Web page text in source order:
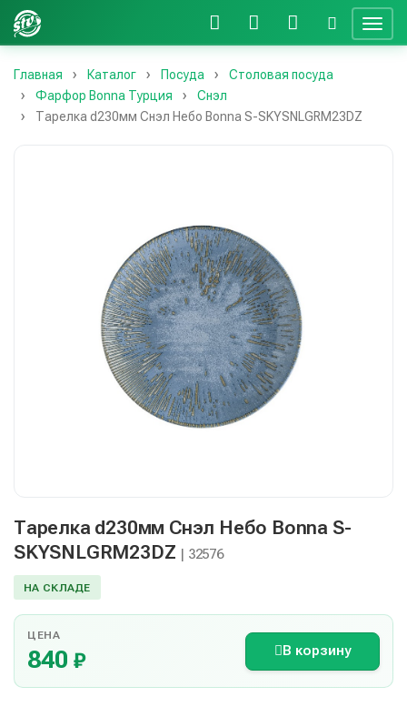
Главная Каталог Посуда
Столовая посуда
Фарфор Bonna Турция
Снэл
Тарелка d230мм Снэл Небо Bonna S-SKYSNLGRM23DZ
Тарелка d230мм Снэл Небо Bonna S-
SKYSNLGRM23DZ | 32576
НА СКЛАДЕ
ЦЕНА
840 ₽ В корзину